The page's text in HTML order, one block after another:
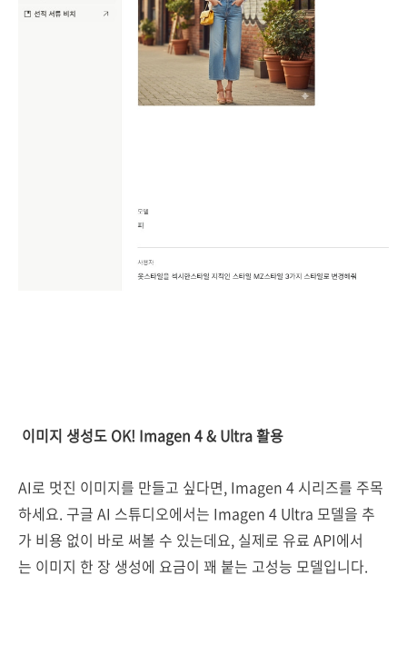
이미지 생성도 OK! Imagen 4 & Ultra 활용
AI로 멋진 이미지를 만들고 싶다면, Imagen 4 시리즈를 주목
하세요. 구글 AI 스튜디오에서는 Imagen 4 Ultra 모델을 추
가 비용 없이 바로 써볼 수 있는데요, 실제로 유료 API에서
는 이미지 한 장 생성에 요금이 꽤 붙는 고성능 모델입니다.